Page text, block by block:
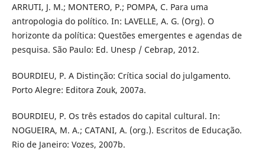
ARRUTI, J. M.; MONTERO, P.; POMPA, C. Para uma
antropologia do político. In: LAVELLE, A. G. (Org). O
horizonte da política: Questões emergentes e agendas de
pesquisa. São Paulo: Ed. Unesp / Cebrap, 2012.
BOURDIEU, P. A Distinção: Crítica social do julgamento.
Porto Alegre: Editora Zouk, 2007a.
BOURDIEU, P. Os três estados do capital cultural. In:
NOGUEIRA, M. A.; CATANI, A. (org.). Escritos de Educação.
Rio de Janeiro: Vozes, 2007b.